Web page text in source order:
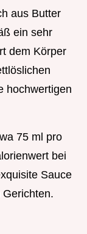
aus Butter
ein sehr
dem Körper
hochwertigen
75 ml pro
bei
Sauce